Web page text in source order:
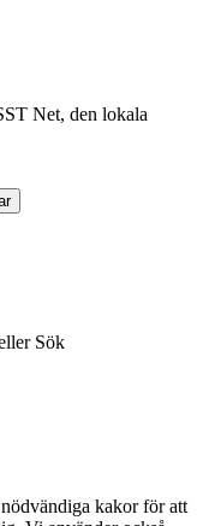
Net, den lokala
Sök
kakor för att